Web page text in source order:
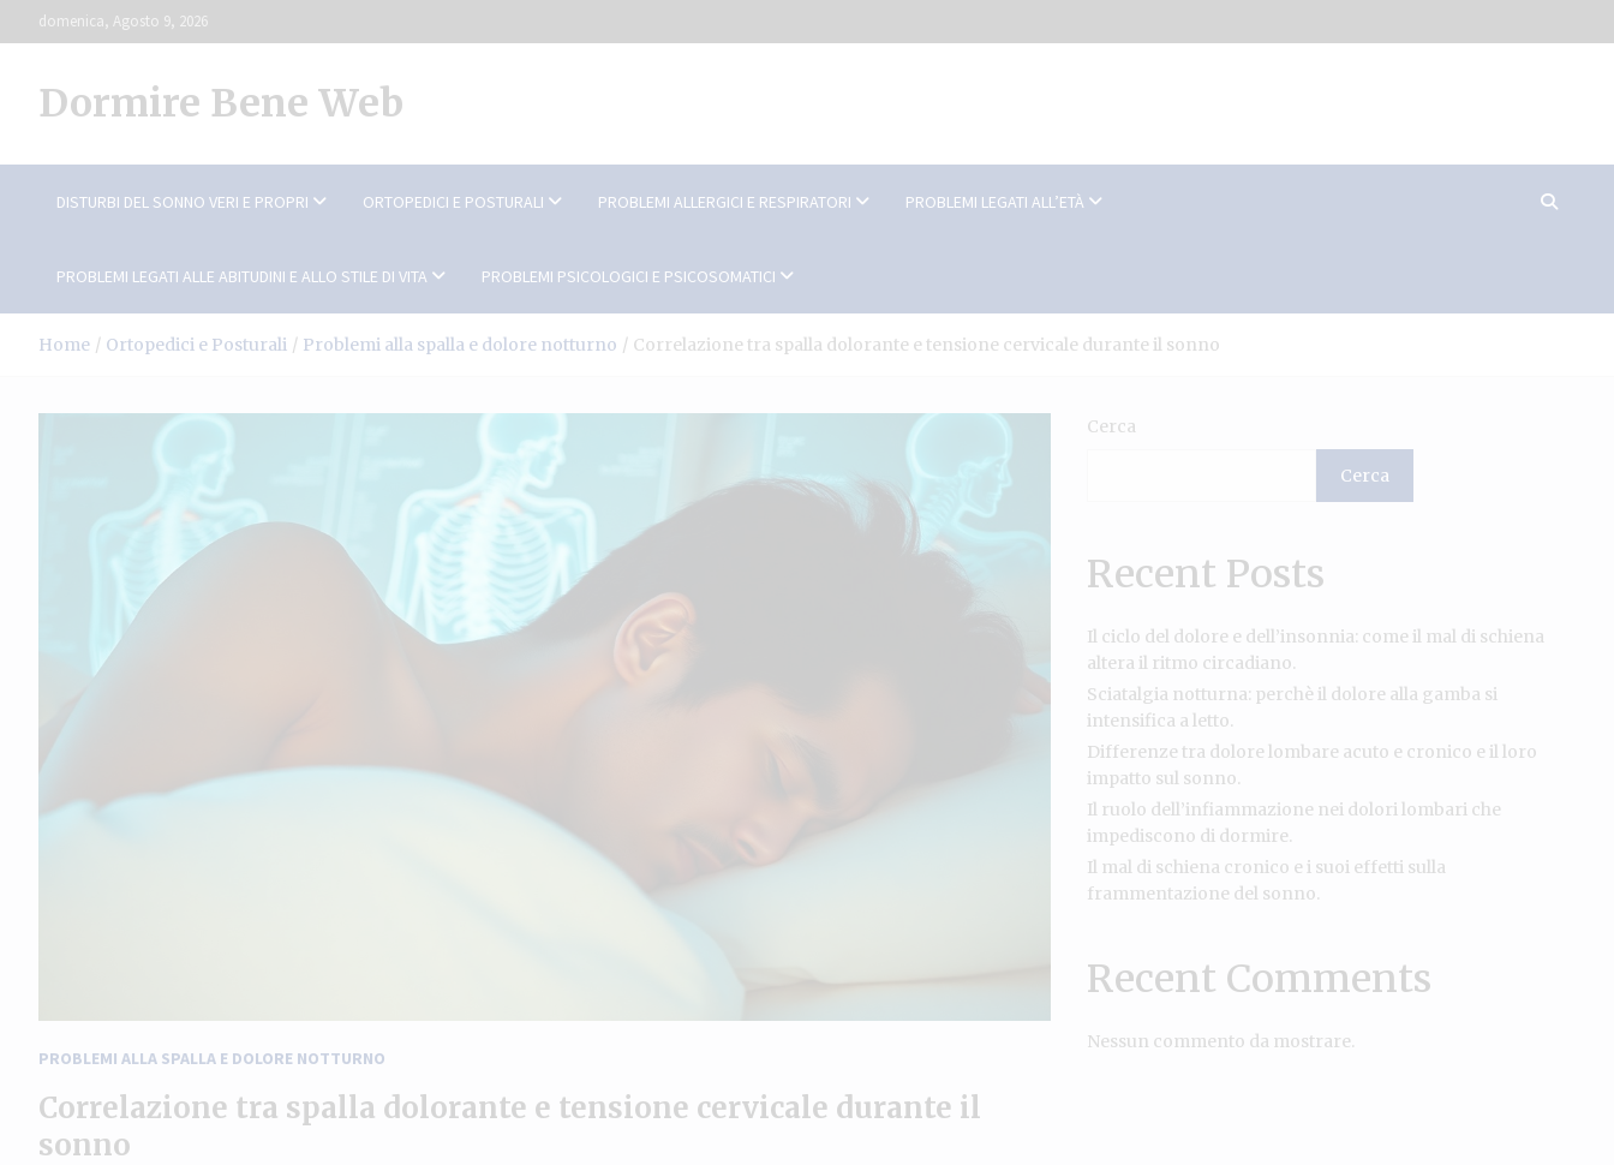
to
domenica, Agosto 9, 2026
Dormire Bene Web
DISTURBI DEL SONNO VERI E PROPRI ORTOPEDICI E POSTURALI PROBLEMI ALLERGICI E RESPIRATORI PROBLEMI LEGATI ALL’ETÀ
PROBLEMI LEGATI ALLE ABITUDINI E ALLO STILE DI VITA PROBLEMI PSICOLOGICI E PSICOSOMATICI
Home Ortopedici e Posturali Problemi alla spalla e dolore notturno Correlazione tra spalla dolorante e tensione cervicale durante il sonno
PROBLEMI ALLA SPALLA E DOLORE NOTTURNO
Correlazione tra spalla dolorante e tensione cervicale durante il
sonno
Cerca
Cerca
Recent Posts
Il ciclo del dolore e dell’insonnia: come il mal di schiena
altera il ritmo circadiano.
Sciatalgia notturna: perchè il dolore alla gamba si
intensifica a letto.
Differenze tra dolore lombare acuto e cronico e il loro
impatto sul sonno.
Il ruolo dell’infiammazione nei dolori lombari che
impediscono di dormire.
Il mal di schiena cronico e i suoi effetti sulla
frammentazione del sonno.
Recent Comments
Nessun commento da mostrare.